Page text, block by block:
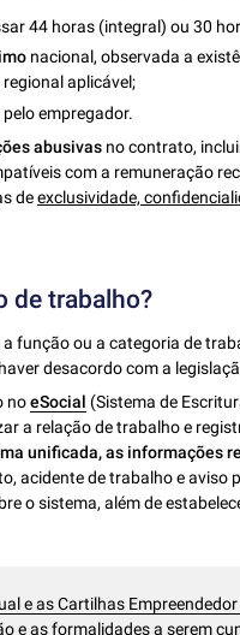
44 horas (integral) ou 30
nacional, observada a
aplicável;
empregador.
abusivas no contrato,
com a remuneração
deexclusividade,
de trabalho?
função ou a categoria de
desacordo com a
noeSocial (Sistema de
a relação de trabalho e
unificada, as informações
acidente de trabalho e aviso
o sistema, além de
e as Cartilhas
e as formalidades a serem